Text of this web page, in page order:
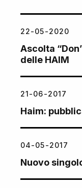
22-05-2020
Ascolta
delle HAIM
21-06-2017
Haim:
04-05-2017
Nuovo